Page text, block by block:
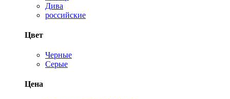
Дива
российские
Цвет
Черные
Серые
Цена